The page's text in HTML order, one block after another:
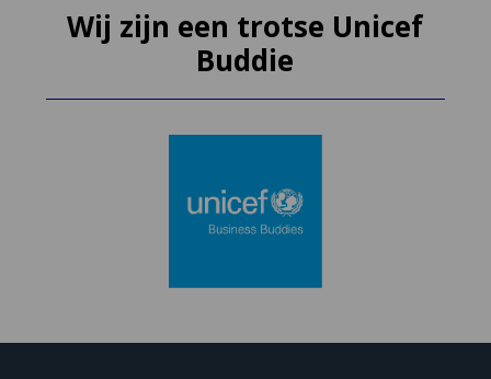
Wij zijn een trotse Unicef
Buddie